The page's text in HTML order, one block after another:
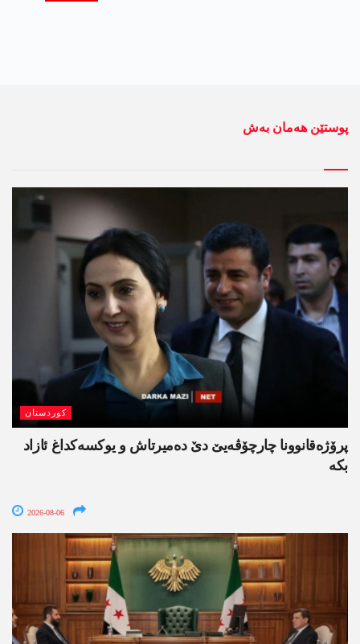
پوستێن ھەمان بەش
کوردستان
پرۆژەقانوونا چارچۆڤەیێ دێ دەمیرتاش و یوکسەکداغ ئازاد
بکە
2026-08-06